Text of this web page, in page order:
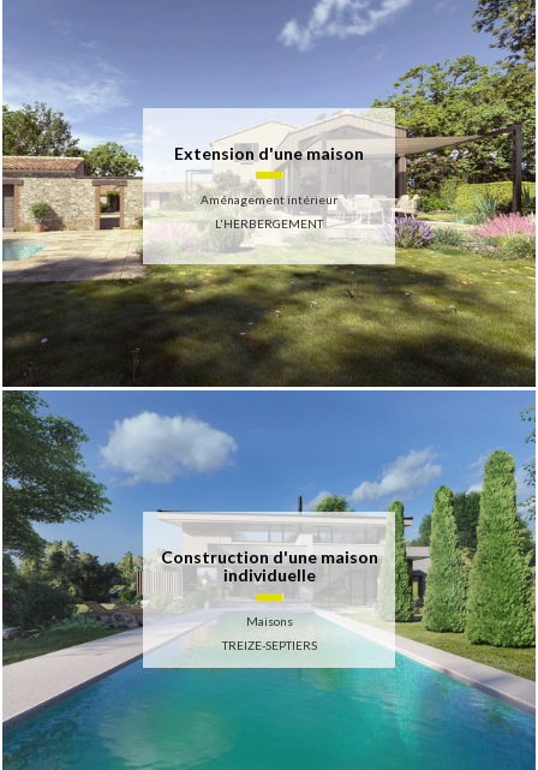
Extension d'une maison
Aménagement intérieur
L'HERBERGEMENT
Construction d'une maison
individuelle
Maisons
TREIZE-SEPTIERS